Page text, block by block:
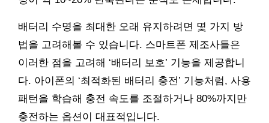
배터리 수명을 최대한 오래 유지하려면 몇 가지 방
법을 고려해볼 수 있습니다. 스마트폰 제조사들은
이러한 점을 고려해 ‘배터리 보호’ 기능을 제공합니
다. 아이폰의 ‘최적화된 배터리 충전’ 기능처럼, 사용
패턴을 학습해 충전 속도를 조절하거나 80%까지만
충전하는 옵션이 대표적입니다.